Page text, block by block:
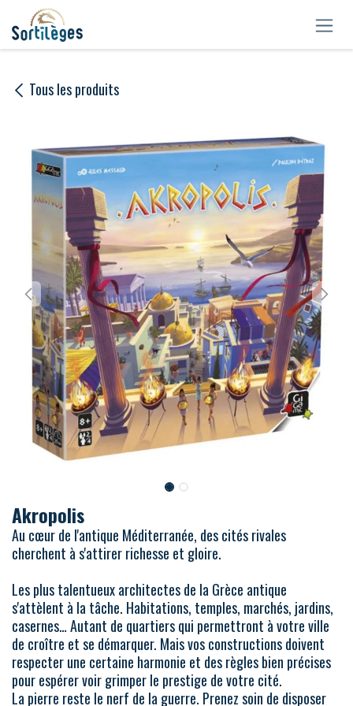
Se rendre au contenu
Tous les produits
Akropolis
Au cœur de l'antique Méditerranée, des cités rivales
cherchent à s'attirer richesse et gloire.
Les plus talentueux architectes de la Grèce antique
s'attèlent à la tâche. Habitations, temples, marchés, jardins,
casernes… Autant de quartiers qui permettront à votre ville
de croître et se démarquer. Mais vos constructions doivent
respecter une certaine harmonie et des règles bien précises
pour espérer voir grimper le prestige de votre cité.
La pierre reste le nerf de la guerre. Prenez soin de disposer